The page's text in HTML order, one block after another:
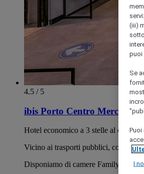
4.5 / 5
ibis Porto Centro Mercado
Hotel economico a 3 stelle al centro
Vicino ai trasporti pubblici, come bus,
Disponiamo di camere Family per 5
(iii)
puoi
Se
Puoi
I